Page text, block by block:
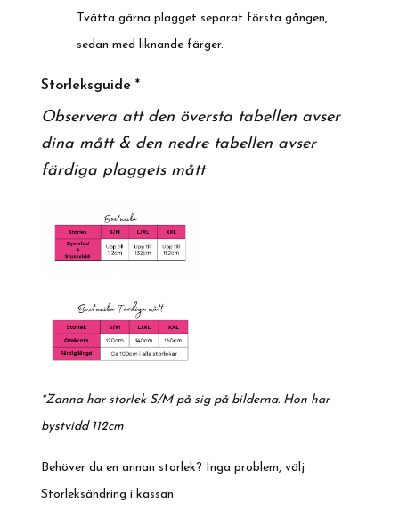
Tvätta gärna plagget separat första gången,
sedan med liknande färger.
Storleksguide *
Observera att den översta tabellen avser
dina mått & den nedre tabellen avser
färdiga plaggets mått
*Zanna har storlek S/M på sig på bilderna. Hon har
bystvidd 112cm
Behöver du en annan storlek? Inga problem, välj
Storleksändring i kassan